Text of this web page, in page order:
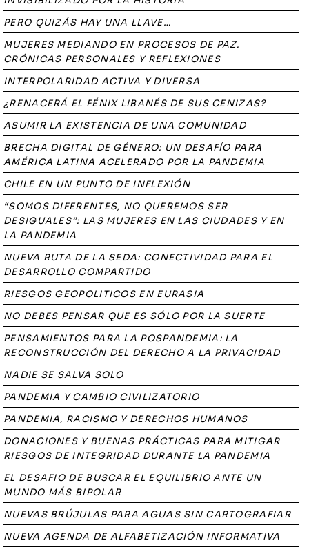
PERO QUIZÁS HAY UNA LLAVE…
MUJERES MEDIANDO EN PROCESOS DE PAZ.
CRÓNICAS PERSONALES Y REFLEXIONES
INTERPOLARIDAD ACTIVA Y DIVERSA
¿RENACERÁ EL FÉNIX LIBANÉS DE SUS CENIZAS?
ASUMIR LA EXISTENCIA DE UNA COMUNIDAD
BRECHA DIGITAL DE GÉNERO: UN DESAFÍO PARA
AMÉRICA LATINA ACELERADO POR LA PANDEMIA
CHILE EN UN PUNTO DE INFLEXIÓN
“SOMOS DIFERENTES, NO QUEREMOS SER
DESIGUALES”: LAS MUJERES EN LAS CIUDADES Y EN
LA PANDEMIA
NUEVA RUTA DE LA SEDA: CONECTIVIDAD PARA EL
DESARROLLO COMPARTIDO
RIESGOS GEOPOLITICOS EN EURASIA
NO DEBES PENSAR QUE ES SÓLO POR LA SUERTE
PENSAMIENTOS PARA LA POSPANDEMIA: LA
RECONSTRUCCIÓN DEL DERECHO A LA PRIVACIDAD
NADIE SE SALVA SOLO
PANDEMIA Y CAMBIO CIVILIZATORIO
PANDEMIA, RACISMO Y DERECHOS HUMANOS
DONACIONES Y BUENAS PRÁCTICAS PARA MITIGAR
RIESGOS DE INTEGRIDAD DURANTE LA PANDEMIA
EL DESAFIO DE BUSCAR EL EQUILIBRIO ANTE UN
MUNDO MÁS BIPOLAR
NUEVAS BRÚJULAS PARA AGUAS SIN CARTOGRAFIAR
NUEVA AGENDA DE ALFABETIZACIÓN INFORMATIVA